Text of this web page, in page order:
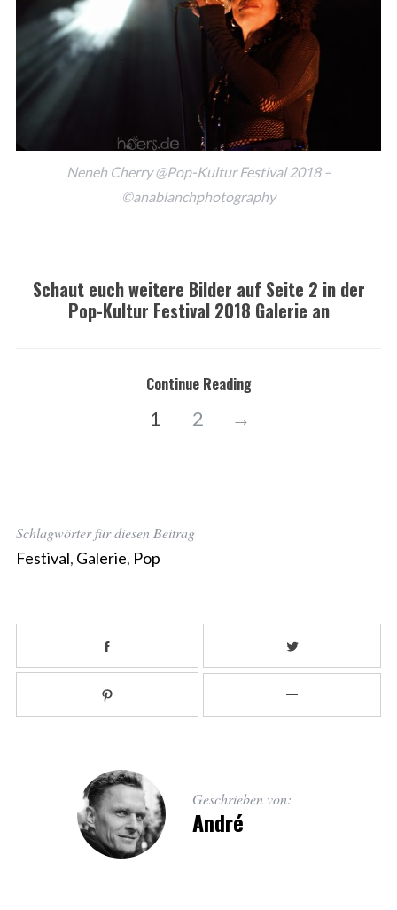
Neneh Cherry @Pop-Kultur Festival 2018 –
©anablanchphotography
Schaut euch weitere Bilder auf Seite 2 in der
Pop-Kultur Festival 2018 Galerie an
Continue Reading
1 2 →
Schlagwörter für diesen Beitrag
Festival, Galerie, Pop
Geschrieben von:
André